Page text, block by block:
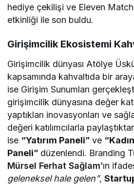
hediye çekilişi ve Eleven
etkinliği ile son buldu.
Girişimcilik Ekosistemi
Girişimcilik dünyası Atölye
kapsamında kahvaltıda bir
ise Girişim Sunumları
girişimcilik dünyasına değer
yaptıkları inovasyonları ve
değeri katılımcılarla
ise “Yatırım Paneli”ve
Paneli” düzenlendi. Branding
Mürsel Ferhat Sağlam’ın
geleneksel hale gelen”,